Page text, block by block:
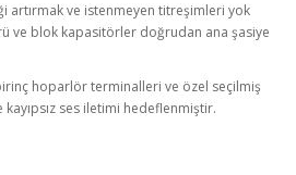
artırmak ve istenmeyen titreşimleri yok
ve blok kapasitörler doğrudan ana şasiye
hoparlör terminalleri ve özel seçilmiş
ses iletimi hedeflenmiştir.